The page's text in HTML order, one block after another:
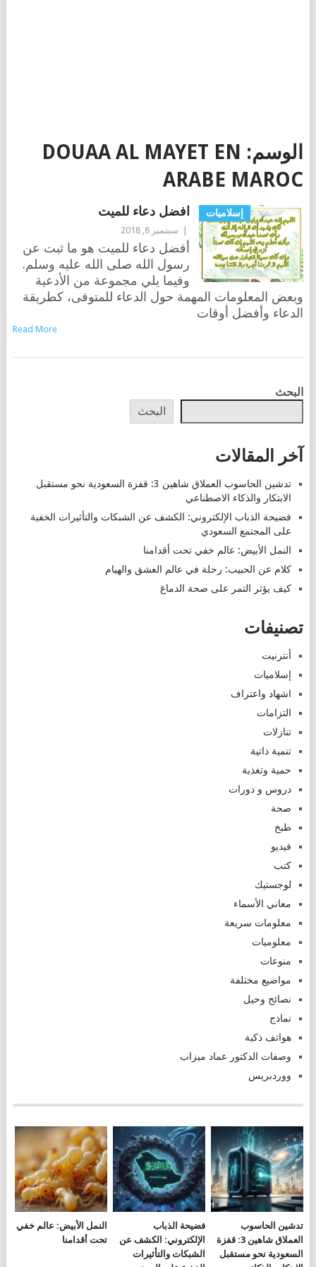
الوسم: DOUAA AL MAYET EN
ARABE MAROC
إسلاميات افضل دعاء للميت
سبتمبر 8, 2018
أفضل دعاء للميت هو ما ثبت عن
رسول الله صلى الله عليه وسلم.
وفيما يلي مجموعة من الأدعية
وبعض المعلومات المهمة حول الدعاء للمتوفى، كطريقة
الدعاء وأفضل أوقات
Read More
POSTS
البحث
البحث
آخر المقالات
تدشين الحاسوب العملاق شاهين 3: قفزة السعودية نحو مستقبل
الابتكار والذكاء الاصطناعي
فضيحة الذباب الإلكتروني: الكشف عن الشبكات والتأثيرات الخفية
على المجتمع السعودي
النمل الأبيض: عالم خفي تحت أقدامنا
كلام عن الحبيب: رحلة في عالم العشق والهيام
كيف يؤثر التمر على صحة الدماغ
تصنيفات
أنترنيت
إسلاميات
اشهاد واعتراف
التزامات
تنازلات
تنمية ذاتية
حمية وتغذية
دروس و دورات
صحة
طبخ
فيديو
كتب
لوجستيك
معاني الأسماء
معلومات سريعة
معلوميات
منوعات
مواضيع مختلفة
نصائح وحيل
نماذج
هواتف ذكية
وصفات الدكتور عماد ميزاب
ووردبريس
تدشين الحاسوب
العملاق شاهين 3: قفزة
السعودية نحو مستقبل
فضيحة الذباب
الإلكتروني: الكشف عن
الشبكات والتأثيرات
النمل الأبيض: عالم خفي
تحت أقدامنا